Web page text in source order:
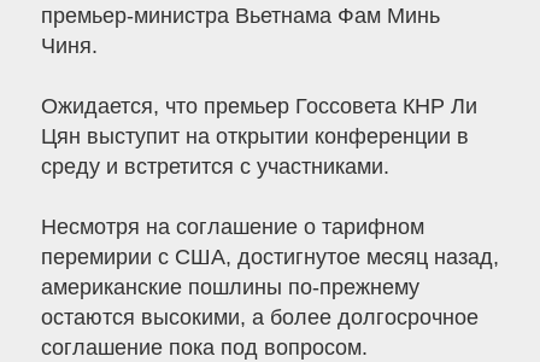
премьер-министра Вьетнама Фам Минь
Чиня.
Ожидается, что премьер Госсовета КНР Ли
Цян выступит на открытии конференции в
среду и встретится с участниками.
Несмотря на соглашение о тарифном
перемирии с США, достигнутое месяц назад,
американские пошлины по-прежнему
остаются высокими, а более долгосрочное
соглашение пока под вопросом.